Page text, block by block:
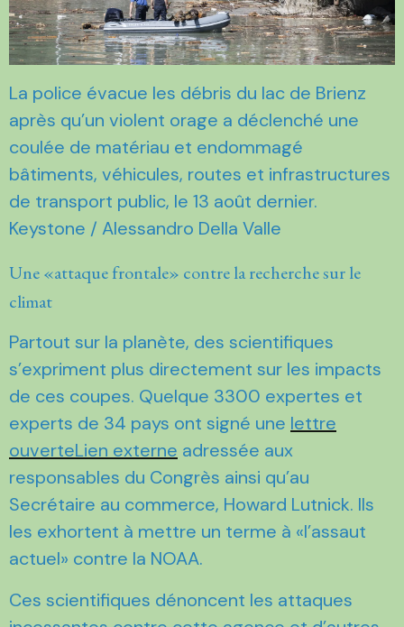
La police évacue les débris du lac de Brienz
après qu’un violent orage a déclenché une
coulée de matériau et endommagé
bâtiments, véhicules, routes et infrastructures
de transport public, le 13 août dernier.
Keystone / Alessandro Della Valle
Une «attaque frontale» contre la recherche sur le
climat
Partout sur la planète, des scientifiques
s’expriment plus directement sur les impacts
de ces coupes. Quelque 3300 expertes et
experts de 34 pays ont signé une lettre
ouverteLien externe adressée aux
responsables du Congrès ainsi qu’au
Secrétaire au commerce, Howard Lutnick. Ils
les exhortent à mettre un terme à «l’assaut
actuel» contre la NOAA.
Ces scientifiques dénoncent les attaques